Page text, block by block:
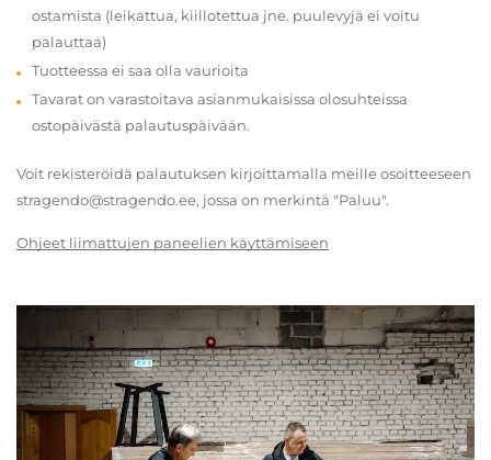
ostamista (leikattua, kiillotettua jne. puulevyjä ei voitu
palauttaa)
Tuotteessa ei saa olla vaurioita
Tavarat on varastoitava asianmukaisissa olosuhteissa
ostopäivästä palautuspäivään.
Voit rekisteröidä palautuksen kirjoittamalla meille osoitteeseen
stragendo@stragendo.ee, jossa on merkintä "Paluu".
Ohjeet liimattujen paneelien käyttämiseen